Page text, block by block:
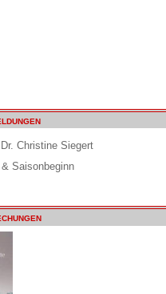
Christine Siegert
Saisonbeginn